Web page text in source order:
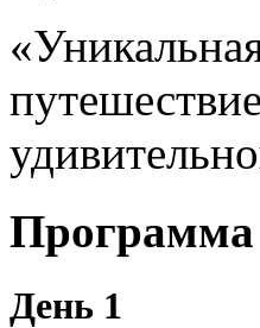
Программа
День 1